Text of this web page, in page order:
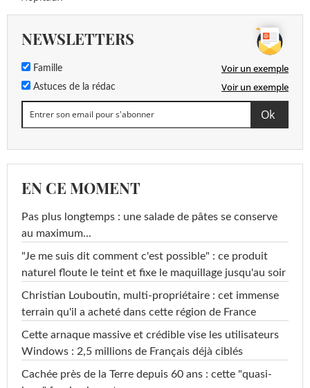
NEWSLETTERS
Famille Voir un exemple
Astuces de la rédac Voir un exemple
EN CE MOMENT
Pas plus longtemps : une salade de pâtes se conserve
au maximum...
"Je me suis dit comment c'est possible" : ce produit
naturel floute le teint et fixe le maquillage jusqu'au soir
Christian Louboutin, multi-propriétaire : cet immense
terrain qu'il a acheté dans cette région de France
Cette arnaque massive et crédible vise les utilisateurs
Windows : 2,5 millions de Français déjà ciblés
Cachée près de la Terre depuis 60 ans : cette "quasi-